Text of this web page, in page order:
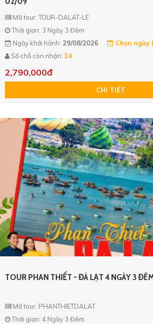
Mã tour: TOUR-DALAT-LE
Thời gian: 3 Ngày 3 Đêm
Ngày khởi hành: 29/08/2026
Chọn ngày
Số chỗ còn nhận: 34
2,790,000đ
CHI TIẾT
TOUR PHAN THIẾT - ĐÀ LẠT 4 NGÀY 3
Mã tour: PHANTHIETDALAT
Thời gian: 4 Ngày 3 Đêm